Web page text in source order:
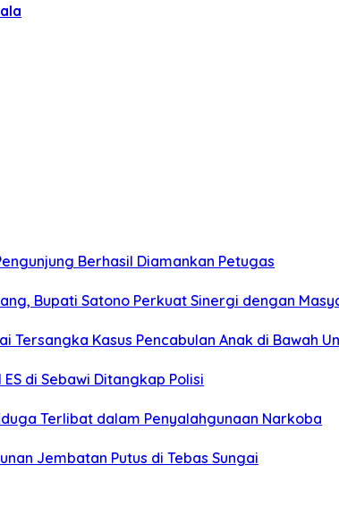
Berhasil Diamankan Petugas
Bupati Satono Perkuat Sinergi dengan
Tersangka Kasus Pencabulan Anak di Bawah
di Sebawi Ditangkap Polisi
Terlibat dalam Penyalahgunaan Narkoba
Jembatan Putus di Tebas Sungai